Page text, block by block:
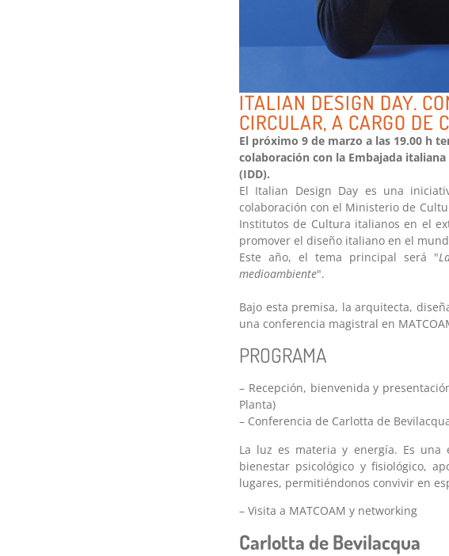
ITALIAN DESIGN DAY.
CIRCULAR, A CARGO DE
El próximo 9 de marzo a las 19.00 h
colaboración con la Embajada
(IDD).
El Italian Design Day es una
colaboración con el Ministerio de
Institutos de Cultura italianos en el
promover el diseño italiano en el
Este año, el tema principal será "
medioambiente".
Bajo esta premisa, la arquitecta,
una conferencia magistral en
PROGRAMA
– Recepción, bienvenida y
Planta)
– Conferencia de Carlotta de
La luz es materia y energía. Es
bienestar psicológico y fisiológico,
lugares, permitiéndonos convivir en
– Visita a MATCOAM y networking
Carlotta de Bevilacqua